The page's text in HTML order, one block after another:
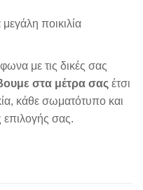
ποικιλία
με τις δικές σας
στα μέτρα σας έτσι
κάθε σωματότυπο και
σας.